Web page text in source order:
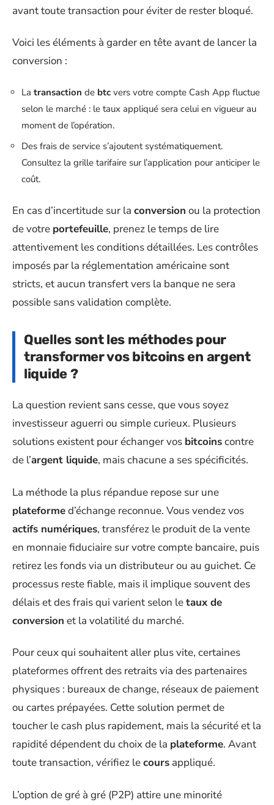
avant toute transaction pour éviter de rester bloqué.
Voici les éléments à garder en tête avant de lancer la
conversion :
La transaction de btc vers votre compte Cash App fluctue
selon le marché : le taux appliqué sera celui en vigueur au
moment de l’opération.
Des frais de service s’ajoutent systématiquement.
Consultez la grille tarifaire sur l’application pour anticiper le
coût.
En cas d’incertitude sur la conversion ou la protection
de votre portefeuille, prenez le temps de lire
attentivement les conditions détaillées. Les contrôles
imposés par la réglementation américaine sont
stricts, et aucun transfert vers la banque ne sera
possible sans validation complète.
Quelles sont les méthodes pour
transformer vos bitcoins en argent
liquide ?
La question revient sans cesse, que vous soyez
investisseur aguerri ou simple curieux. Plusieurs
solutions existent pour échanger vos bitcoinscontre
de l’argent liquide, mais chacune a ses spécificités.
La méthode la plus répandue repose sur une
plateformed’échange reconnue. Vous vendez vos
actifs numériques, transférez le produit de la vente
en monnaie fiduciaire sur votre compte bancaire, puis
retirez les fonds via un distributeur ou au guichet. Ce
processus reste fiable, mais il implique souvent des
délais et des frais qui varient selon letaux de
conversion et la volatilité du marché.
Pour ceux qui souhaitent aller plus vite, certaines
plateformes offrent des retraits via des partenaires
physiques : bureaux de change, réseaux de paiement
ou cartes prépayées. Cette solution permet de
toucher le cash plus rapidement, mais la sécurité et la
rapidité dépendent du choix de la plateforme. Avant
toute transaction, vérifiez lecours appliqué.
L’option de gré à gré (P2P) attire une minorité